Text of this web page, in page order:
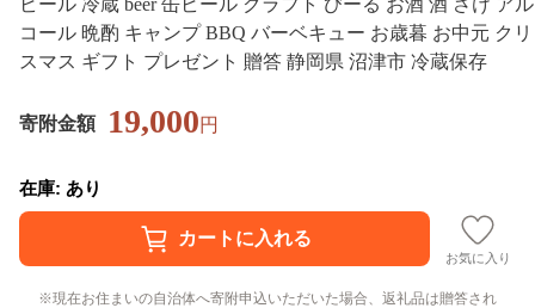
コール 晩酌 キャンプ BBQ バーベキュー お歳暮 お中元 クリ
スマス ギフト プレゼント 贈答 静岡県 沼津市 冷蔵保存
寄附金額 19,000円
在庫: あり
お気に入り
現在お住まいの自治体へ寄附申込いただいた場合、返礼品は贈答され